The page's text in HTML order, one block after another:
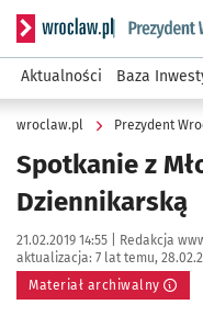
Serwis informacyjny
Aktualności Baza
wroclaw.pl Prezydent
Spotkanie z
Dziennikarską
Data publikacji:
21.02.2019 14:55 | Autor:
Redakcja
aktualizacja: 7 lat temu,
Materiał archiwalny